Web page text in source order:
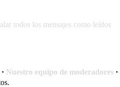
todos los mensajes como leídos
· Nuestro equipo de moderadores ·